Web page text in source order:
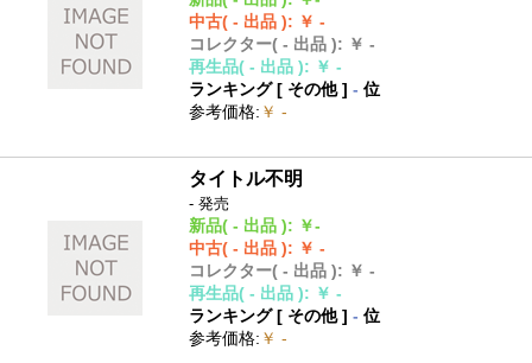
中古( - 出品 ): ￥ -
コレクター( - 出品 ): ￥ -
再生品( - 出品 ): ￥ -
ランキング [ その他]- 位
参考価格: ￥ -
タイトル不明
- 発売
新品( - 出品 ): ￥-
中古( - 出品 ): ￥ -
コレクター( - 出品 ): ￥ -
再生品( - 出品 ): ￥ -
ランキング [ その他]- 位
参考価格: ￥ -